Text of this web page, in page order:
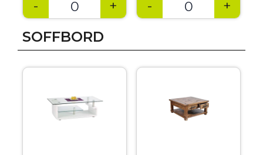
- + - +
SOFFBORD